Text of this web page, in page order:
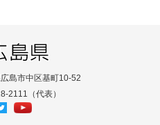
島市中区基町10-52
2111（代表）